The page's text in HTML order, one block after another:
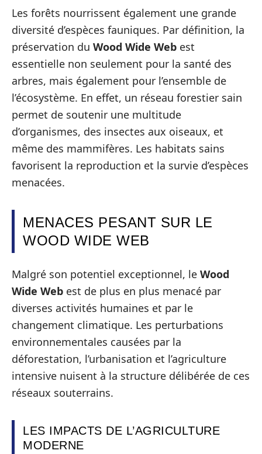
Les forêts nourrissent également une grande
diversité d’espèces fauniques. Par définition, la
préservation du Wood Wide Web est
essentielle non seulement pour la santé des
arbres, mais également pour l’ensemble de
l’écosystème. En effet, un réseau forestier sain
permet de soutenir une multitude
d’organismes, des insectes aux oiseaux, et
même des mammifères. Les habitats sains
favorisent la reproduction et la survie d’espèces
menacées.
MENACES PESANT SUR LE
WOOD WIDE WEB
Malgré son potentiel exceptionnel, le Wood
Wide Web est de plus en plus menacé par
diverses activités humaines et par le
changement climatique. Les perturbations
environnementales causées par la
déforestation, l’urbanisation et l’agriculture
intensive nuisent à la structure délibérée de ces
réseaux souterrains.
LES IMPACTS DE L’AGRICULTURE
MODERNE